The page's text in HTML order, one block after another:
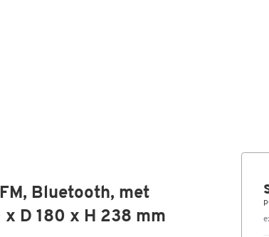
Bluetooth, met
D 180 x H 238 mm